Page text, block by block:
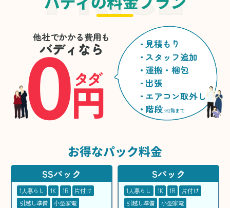
他社でかかる費用も
バディなら
0円
タダ
見積もり
スタッフ追加
運搬・梱包
出張
エアコン取外し
階段 ※2階まで
お得なパック料金
SSパック
1人暮らし 1K 1R
片付け
引越し準備
小型家電
Sパック
1人暮らし 1K 1R
片付け
引越し準備
小型家電